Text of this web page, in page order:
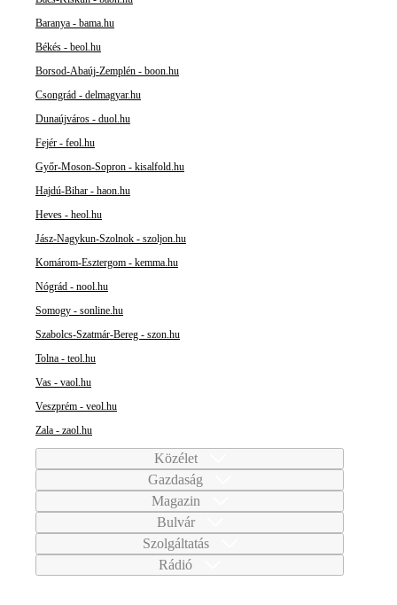
Baranya - bama.hu
Békés - beol.hu
Borsod-Abaúj-Zemplén - boon.hu
Csongrád - delmagyar.hu
Dunaújváros - duol.hu
Fejér - feol.hu
Győr-Moson-Sopron - kisalfold.hu
Hajdú-Bihar - haon.hu
Heves - heol.hu
Jász-Nagykun-Szolnok - szoljon.hu
Komárom-Esztergom - kemma.hu
Nógrád - nool.hu
Somogy - sonline.hu
Szabolcs-Szatmár-Bereg - szon.hu
Tolna - teol.hu
Vas - vaol.hu
Veszprém - veol.hu
Zala - zaol.hu
Közélet
Gazdaság
Magazin
Bulvár
Szolgáltatás
Rádió